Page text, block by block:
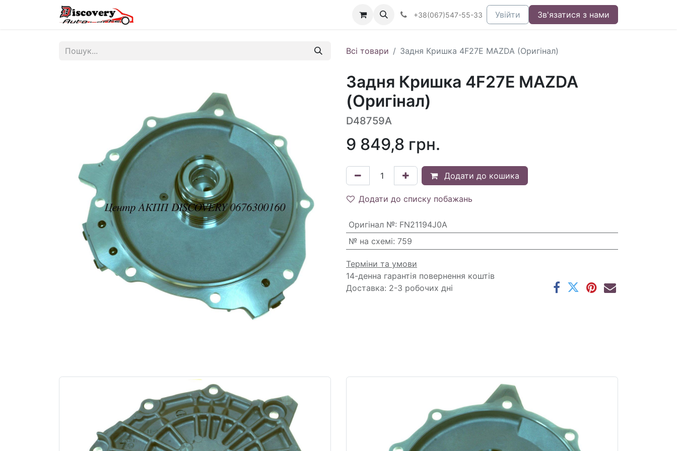
+38(067)547-55-33 Увійти Зв'язатися з нами
Всі товари Задня Кришка 4F27E MAZDA (Оригінал)
Задня Кришка 4F27E MAZDA
(Оригінал)
D48759A
9 849,8 грн.
Додати до кошика
Додати до списку побажань
Оригінал №: FN21194J0A
№ на схемі: 759
Терміни та умови
14-денна гарантія повернення коштів
Доставка: 2-3 робочих дні